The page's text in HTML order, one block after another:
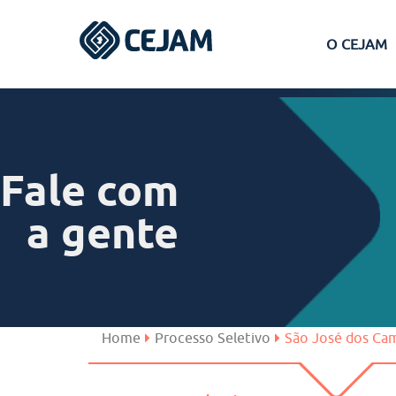
O CEJAM
Ferraz de Vasconcelos
São José dos Campos
Fale com
a gente
Home Processo Seletivo São José dos